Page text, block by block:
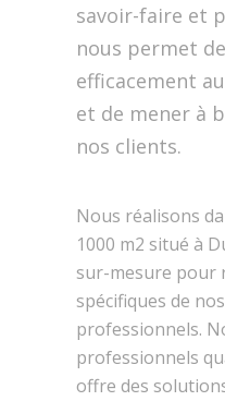
savoir-faire et
nous permet
efficacement
et de mener à
nos clients.
Nous réalisons
1000 m2 situé à
sur-mesure pour
spécifiques de
professionnels.
professionnels
offre des